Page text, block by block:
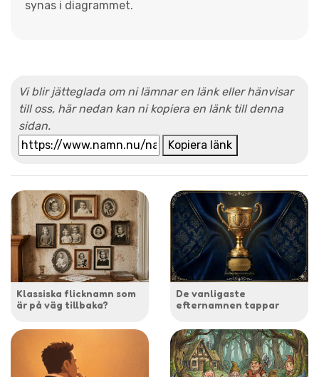
synas i diagrammet.
Vi blir jätteglada om ni lämnar en länk eller hänvisar
till oss, här nedan kan ni kopiera en länk till denna
sidan.
Kopiera länk
Klassiska flicknamn som
är på väg tillbaka?
De vanligaste
efternamnen tappar